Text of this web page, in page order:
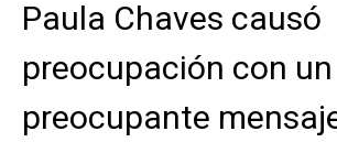
Paula Chaves causó
preocupación con un
preocupante